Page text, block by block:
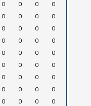
0 0 0
0
0 0 0
0
0 0 0
0
0 0 0
0
0 0 0
0
0 0 0
0
0 0 0
0
0 0 0
0
0 0 0 0